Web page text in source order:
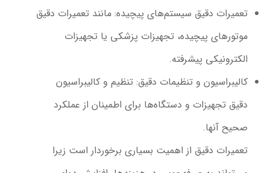
تعمیرات دقیق سیستم‌های پیچیده: مانند تعمیرات دقیق
موتورهای پیچیده، تجهیزات پزشکی یا تجهیزات
الکترونیکی پیشرفته.
کالیبراسیون و تنظیمات دقیق: تنظیم و کالیبراسیون
دقیق تجهیزات و دستگاه‌ها برای اطمینان از عملکرد
صحیح آنها.
تعمیرات دقیق از اهمیت بسیاری برخوردار است زیرا